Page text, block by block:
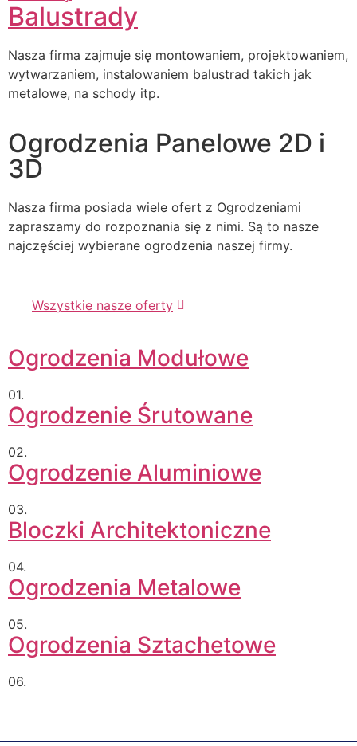
Balustrady
Nasza firma zajmuje się montowaniem, projektowaniem,
wytwarzaniem, instalowaniem balustrad takich jak
metalowe, na schody itp.
Ogrodzenia Panelowe 2D i
3D
Nasza firma posiada wiele ofert z Ogrodzeniami
zapraszamy do rozpoznania się z nimi. Są to nasze
najczęściej wybierane ogrodzenia naszej firmy.
Wszystkie nasze oferty
Ogrodzenia Modułowe
01.
Ogrodzenie Śrutowane
02.
Ogrodzenie Aluminiowe
03.
Bloczki Architektoniczne
04.
Ogrodzenia Metalowe
05.
Ogrodzenia Sztachetowe
06.